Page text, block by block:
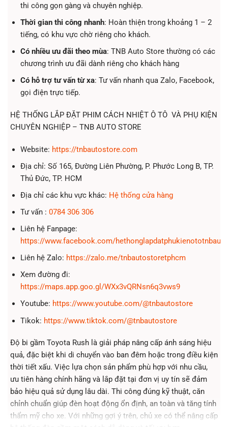
thi công gọn gàng và chuyên nghiệp.
Thời gian thi công nhanh: Hoàn thiện trong khoảng 1 – 2
tiếng, có khu vực chờ riêng cho khách.
Có nhiều ưu đãi theo mùa: TNB Auto Store thường có các
chương trình ưu đãi dành riêng cho khách hàng
Có hỗ trợ tư vấn từ xa: Tư vấn nhanh qua Zalo, Facebook,
gọi điện trực tiếp.
HỆ THỐNG LẮP ĐẶT PHIM CÁCH NHIỆT Ô TÔ VÀ PHỤ KIỆN
CHUYÊN NGHIỆP – TNB AUTO STORE
Website: https://tnbautostore.com
Địa chỉ: Số 165, Đường Liên Phường, P. Phước Long B, TP.
Thủ Đức, TP. HCM
Địa chỉ các khu vực khác: Hệ thống cửa hàng
Tư vấn : 0784 306 306
Liên hệ Fanpage:
https://www.facebook.com/
Liên hệ Zalo: https://zalo.me/tnbautostoretphcm
Xem đường đi:
https://maps.app.goo.gl/WXx3vQRNsn6q3vws9
Youtube: https://www.youtube.com/@tnbautostore
Tikok: https://www.tiktok.com/@tnbautostore
Độ bi gầm Toyota Rush là giải pháp nâng cấp ánh sáng hiệu
quả, đặc biệt khi di chuyển vào ban đêm hoặc trong điều kiện
thời tiết xấu. Việc lựa chọn sản phẩm phù hợp với nhu cầu,
ưu tiên hàng chính hãng và lắp đặt tại đơn vị uy tín sẽ đảm
bảo hiệu quả sử dụng lâu dài. Thi công đúng kỹ thuật, căn
chỉnh chuẩn giúp đèn hoạt động ổn định, an toàn và tăng tính
thẩm mỹ cho xe. Với những gợi ý trên, chủ xe có thể nâng cấp